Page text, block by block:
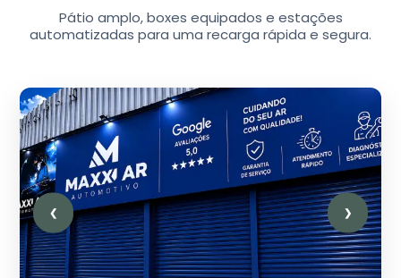
Pátio amplo, boxes equipados e estações
automatizadas para uma recarga rápida e segura.
❮ ❯